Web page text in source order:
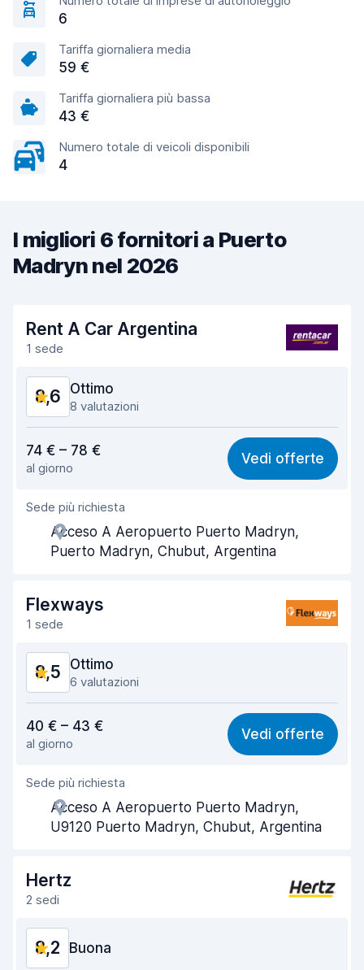
6
Tariffa giornaliera media
59 €
Tariffa giornaliera più bassa
43 €
Numero totale di veicoli disponibili
4
I migliori 6 fornitori a Puerto
Madryn nel 2026
Rent A Car Argentina
1 sede
8,6 Ottimo
8 valutazioni
8,4
Facile da trovare 8,5
Gentilezza degli agenti
Rapidità del ritiro
Pulizia del veicolo 8,7
Condizioni dell'auto
74 € – 78 €
al giorno
Vedi offerte
Sede più richiesta
Acceso A Aeropuerto Puerto Madryn,
Puerto Madryn, Chubut, Argentina
Flexways
1 sede
8,5 Ottimo
6 valutazioni
8,1
Facile da trovare 8,7
Gentilezza degli agenti
Rapidità del ritiro 8,7
Pulizia del veicolo 8,2
Condizioni dell'auto
40 € – 43 €
al giorno
Vedi offerte
Sede più richiesta
Acceso A Aeropuerto Puerto Madryn,
U9120 Puerto Madryn, Chubut, Argentina
Hertz
2 sedi
8,2 Buona